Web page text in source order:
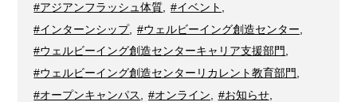
#アジアンフラッシュ体質
#イベント
#インターンシップ, #ウェルビーイング創造センター
#ウェルビーイング創造センターキャリア支援部門
#ウェルビーイング創造センターリカレント教育部門
#オープンキャンパス
#オンライン #お知らせ,